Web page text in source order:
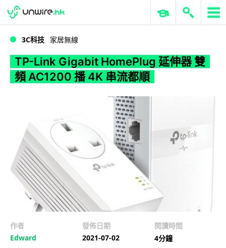
WWDC 2026 ERP 與商業 AI
3C科技 家居無線
TP-Link Gigabit HomePlug 延伸器 雙
頻 AC1200 播 4K 串流都順
作者
Edward
發佈日期
2021-07-02
閱讀時間
4分鐘